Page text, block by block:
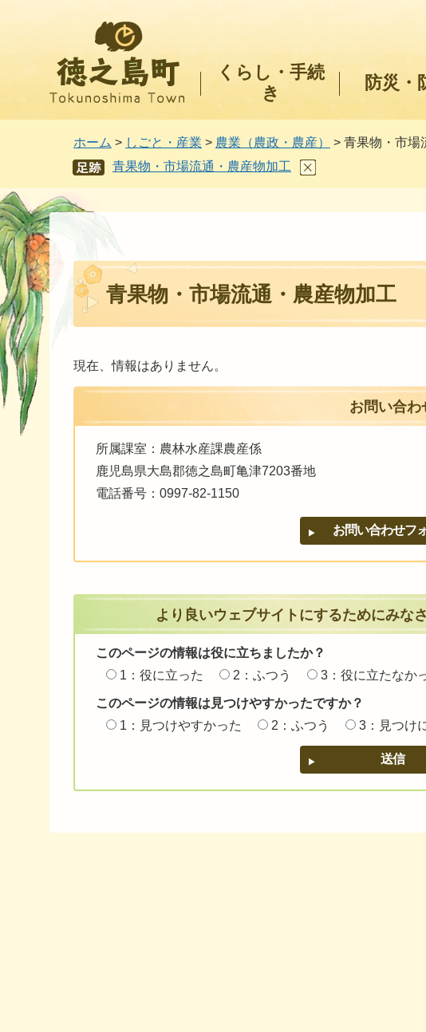
くらし・手続
き
防災・
ホーム > しごと・産業 > 農業（農政・農産） > 青果物・市場
あし
あと
青果物・市場流通・農産物加工
青果物・市場流通・農産物加工
現在、情報はありません。
お問い合わ
所属課室：農林水産課農産係
鹿児島県大島郡徳之島町亀津7203番地
電話番号：0997-82-1150
より良いウェブサイトにするためにみな
このページの情報は役に立ちましたか？
1：役に立った
2：ふつう 3：役に立たなか
このページの情報は見つけやすかったですか？
1：見つけやすかった
2：ふつう 3：見つけ